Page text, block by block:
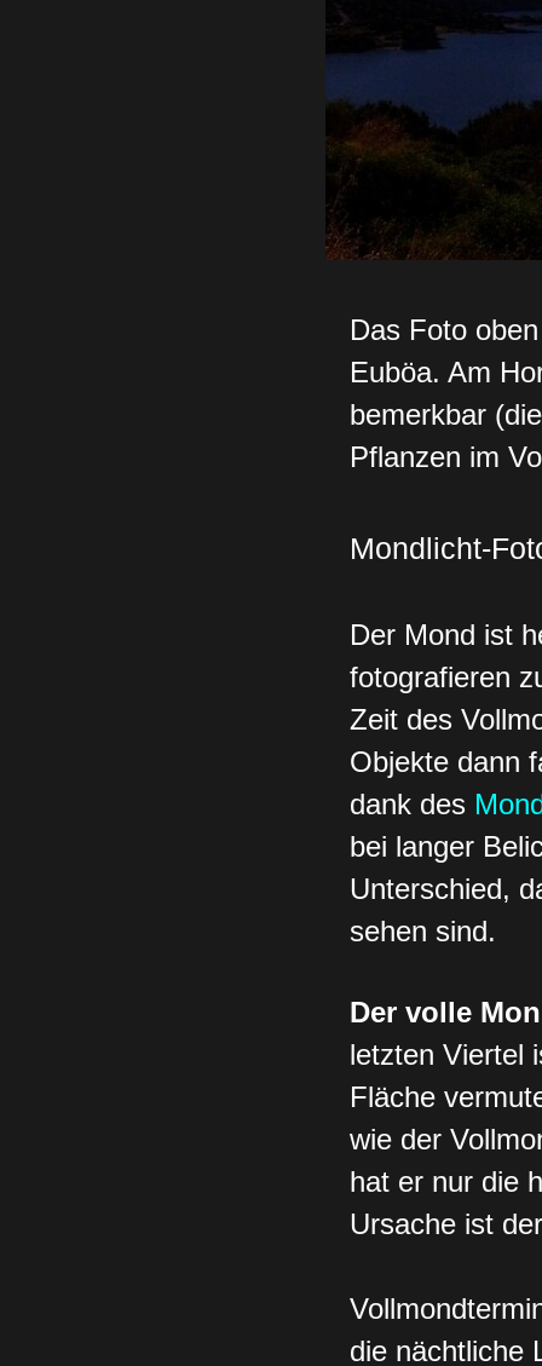
Das Foto
Euböa. Am
bemerkbar
Pflanzen im
Mondlicht-
Der Mond ist
fotografieren
Zeit des
Objekte dann
dank des
bei langer
Unterschied,
sehen sind.
Der volle
letzten Viertel
Fläche
wie der
hat er nur die
Ursache ist
die nächtliche